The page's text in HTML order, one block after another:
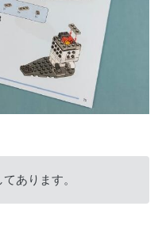
あります。